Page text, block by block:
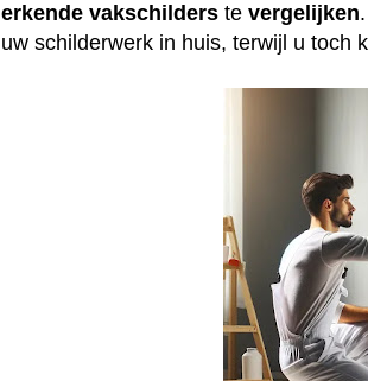
erkende vakschilders tevergelijken
uw schilderwerk in huis, terwijl u toch